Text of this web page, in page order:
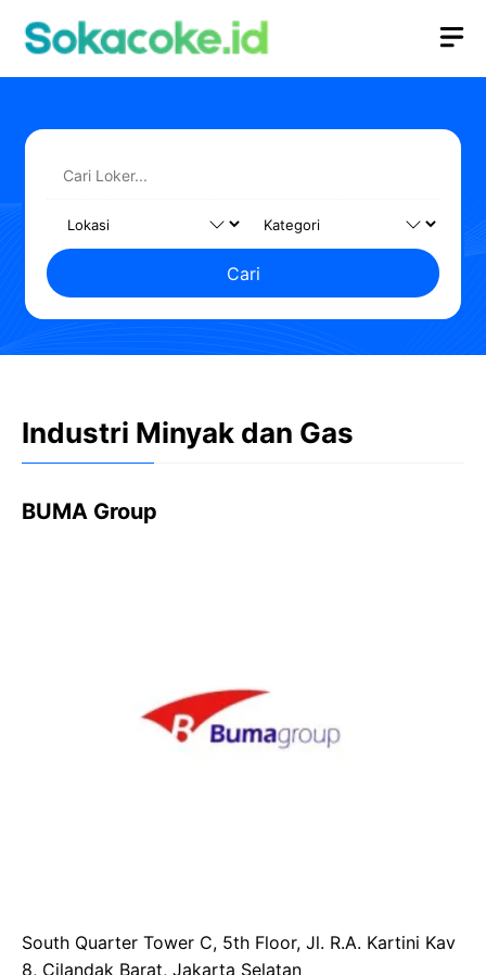
Cari
Industri Minyak dan Gas
BUMA Group
South Quarter Tower C, 5th Floor, Jl. R.A. Kartini Kav
8, Cilandak Barat, Jakarta Selatan